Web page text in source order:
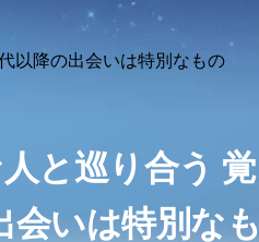
以降の出会いは特別なもの
と巡り合う 覚
会いは特別なも